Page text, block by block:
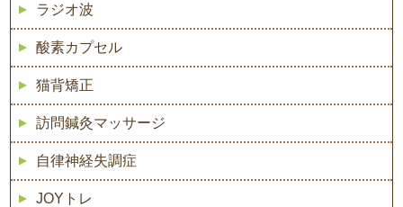
ラジオ波
酸素カプセル
猫背矯正
訪問鍼灸マッサージ
自律神経失調症
JOYトレ